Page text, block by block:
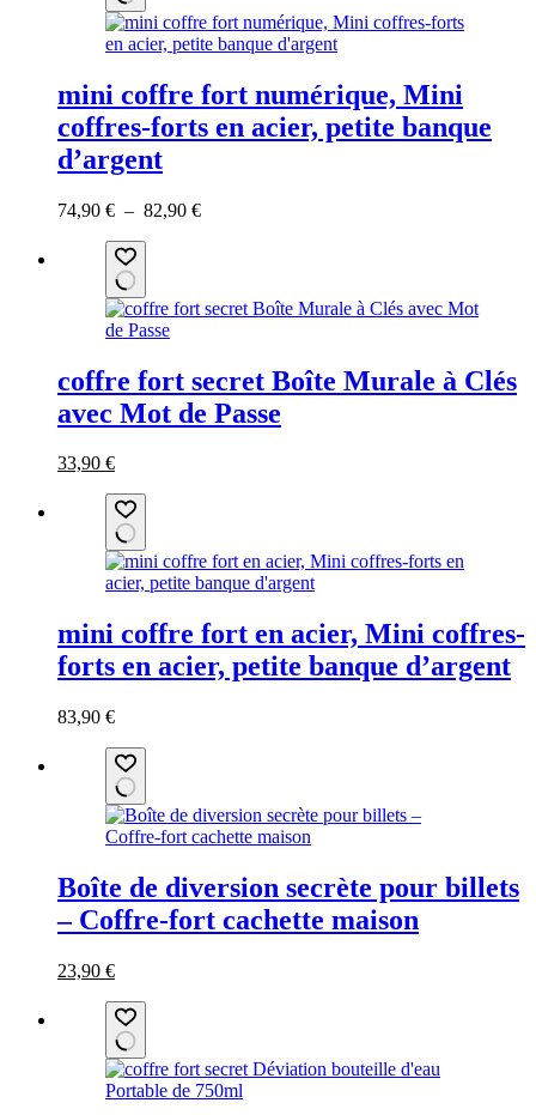
mini coffre fort numérique, Mini
coffres-forts en acier, petite banque
d’argent
74,90 € – 82,90 €Plage
82,90 €
Ce
Les
être
choisies
sur
coffre fort secret Boîte Murale à Clés
avec Mot de Passe
Le
46,90 €.
33,90 €Le
actuel
est :
33,90 €.
Ce
a
plusieurs
variations.
Les
options
être
sur
page
du
produit
mini coffre fort en acier, Mini coffres-
forts en acier, petite banque d’argent
83,90 €Ce
a
plusieurs
variations.
Les
options
être
choisies
sur
page
produit
Boîte de diversion secrète pour billets
– Coffre-fort cachette maison
Le
47,90 €.
23,90 €Le
actuel
est :
23,90 €.
Ce
a
plusieurs
variations.
Les
options